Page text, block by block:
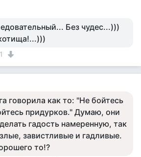
Без чудес...)))
1
говорила как то: "Не бойтесь
придурков." Думаю, они
гадость намеренную, так
завистливые и гадливые.
то!?